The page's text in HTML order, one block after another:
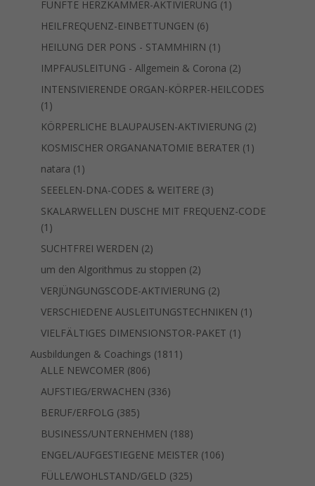
FÜNFTE HERZKAMMER-AKTIVIERUNG 1 1
HEILFREQUENZ-EINBETTUNGEN 66
Produkte
HEILUNG DER PONS - STAMMHIRN 1 1
Produkt
IMPFAUSLEITUNG - Allgemein & Corona 22
Produkte
INTENSIVIERENDE ORGAN-KÖRPER-HEILCODES
1 1
Produkt
KÖRPERLICHE BLAUPAUSEN-AKTIVIERUNG 22
Produkte
KOSMISCHER ORGANANATOMIE BERATER 1 1
natara 1 1
Produkt
SEEELEN-DNA-CODES & WEITERE 33
Produkte
SKALARWELLEN DUSCHE MIT FREQUENZ-CODE
1 1
Produkt
SUCHTFREI WERDEN 22
Produkte
um den Algorithmus zu stoppen 22
Produkte
VERJÜNGUNGSCODE-AKTIVIERUNG 22
Produkte
VERSCHIEDENE AUSLEITUNGSTECHNIKEN 1 1
VIELFÄLTIGES DIMENSIONSTOR-PAKET 1 1
Ausbildungen & Coachings 1811 1811
ALLE NEWCOMER 806806
Produkte
AUFSTIEG/ERWACHEN 336336
BERUF/ERFOLG 385385
Produkte
BUSINESS/UNTERNEHMEN 188188
Produkte
ENGEL/AUFGESTIEGENE MEISTER 106106
FÜLLE/WOHLSTAND/GELD 325325